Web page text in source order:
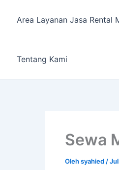
Area Layanan Jasa Rental
Tentang Kami
Sewa
Olehsyahied /